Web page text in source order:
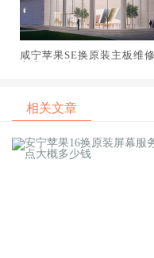
咸宁苹果SE换原装主板维
相关文章